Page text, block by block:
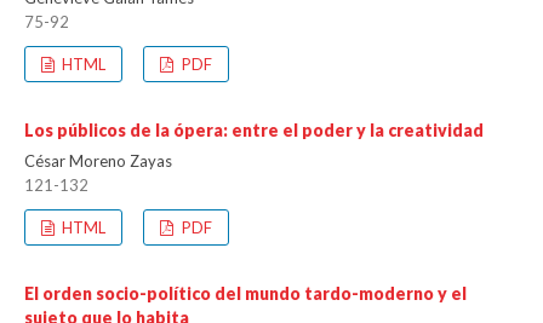
75-92
HTML PDF
Los públicos de la ópera: entre el poder y la creatividad
César Moreno Zayas
121-132
HTML PDF
El orden socio-político del mundo tardo-moderno y el
sujeto que lo habita